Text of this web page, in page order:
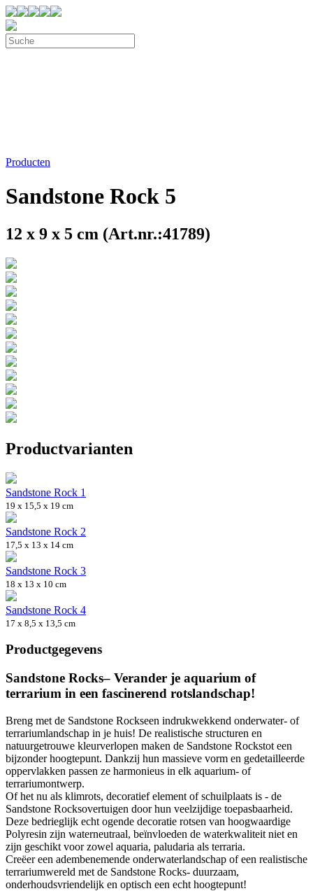
Producten
Sandstone Rock 5
12 x 9 x 5 cm (Art.nr.:41789)
Productvarianten
Sandstone Rock 1
19 x 15,5 x 19 cm
Sandstone Rock 2
17,5 x 13 x 14 cm
Sandstone Rock 3
18 x 13 x 10 cm
Sandstone Rock 4
17 x 8,5 x 13,5 cm
Productgegevens
Sandstone Rocks– Verander je aquarium of
terrarium in een fascinerend rotslandschap!
Breng met de Sandstone Rockseen indrukwekkend onderwater- of
terrariumlandschap in je huis! De realistische structuren en
natuurgetrouwe kleurverlopen maken de Sandstone Rockstot een
bijzonder hoogtepunt. Dankzij hun massieve vorm en gedetailleerde
oppervlakken passen ze harmonieus in elk aquarium- of
terrariumontwerp.
Of het nu als klimrots, decoratief element of schuilplaats is - de
Sandstone Rocksovertuigen door hun veelzijdige toepasbaarheid.
Deze bedrieglijk echt ogende decoratie rotsen van hoogwaardige
Polyresin zijn waterneutraal, beïnvloeden de waterkwaliteit niet en
zijn geschikt voor zowel aquaria, paludaria als terraria.
Creëer een adembenemende onderwaterlandschap of een realistische
terrariumwereld met de Sandstone Rocks- duurzaam,
onderhoudsvriendelijk en optisch een echt hoogtepunt!